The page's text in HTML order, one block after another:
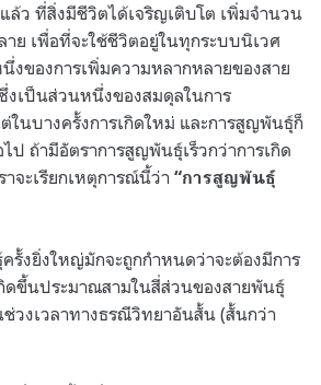
ล้ว ที่สิ่งมีชีวิตได้เจริญเติบโต เพิ่มจำนวน
ย เพื่อที่จะใช้ชีวิตอยู่ในทุกระบบนิเวศ
งของการเพิ่มความหลากหลายของสาย
เป็นส่วนหนึ่งของสมดุลในการ
ในบางครั้งการเกิดใหม่ และการสูญพันธุ์ก็
ป ถ้ามีอัตราการสูญพันธุ์เร็วกว่าการเกิด
จะเรียกเหตุการณ์นี้ว่า “การสูญพันธุ์
รั้งยิ่งใหญ่มักจะถูกกำหนดว่าจะต้องมีการ
ดขึ้นประมาณสามในสี่ส่วนของสายพันธุ์
วงเวลาทางธรณีวิทยาอันสั้น (สั้นกว่า